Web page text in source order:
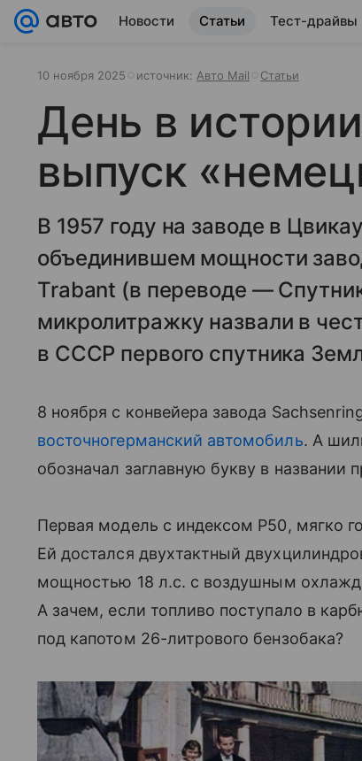
Новости Статьи Тест-драйвы
10 ноября 2025 источник: Авто Mail Статьи
День в
выпуск
В 1957 году на заводе в
объединившем мощности
Trabant (в переводе —
микролитражку назвали в
в СССР первого спутника
8 ноября с конвейера завода
восточногерманский автомобиль. А
обозначал заглавную букву в названии
Первая модель с индексом Р50, мягко
Ей достался двухтактный
мощностью 18 л.с. с воздушным
А зачем, если топливо поступало в
под капотом 26-литрового бензобака?